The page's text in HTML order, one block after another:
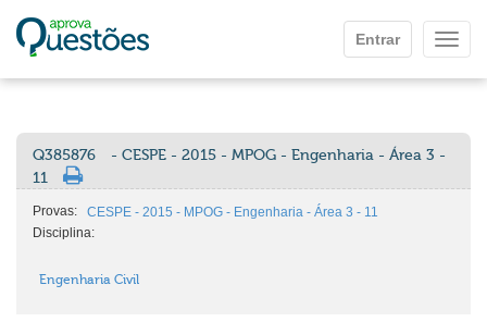
Entrar
Q385876
- CESPE - 2015 - MPOG - Engenharia - Área 3 -
11
Provas:
CESPE - 2015 - MPOG - Engenharia - Área 3 - 11
Disciplina:
Engenharia Civil